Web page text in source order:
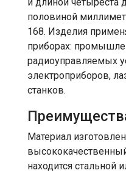
половиной
168. Изделия
приборах:
радиоуправляемых
электроприборов,
станков.
Материал
находится стальной